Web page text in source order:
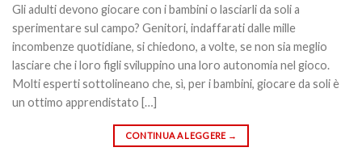
Gli adulti devono giocare con i bambini o lasciarli da soli a
sperimentare sul campo? Genitori, indaffarati dalle mille
incombenze quotidiane, si chiedono, a volte, se non sia meglio
lasciare che i loro figli sviluppino una loro autonomia nel gioco.
Molti esperti sottolineano che, sì, per i bambini, giocare da soli è
un ottimo apprendistato […]
CONTINUA A LEGGERE →